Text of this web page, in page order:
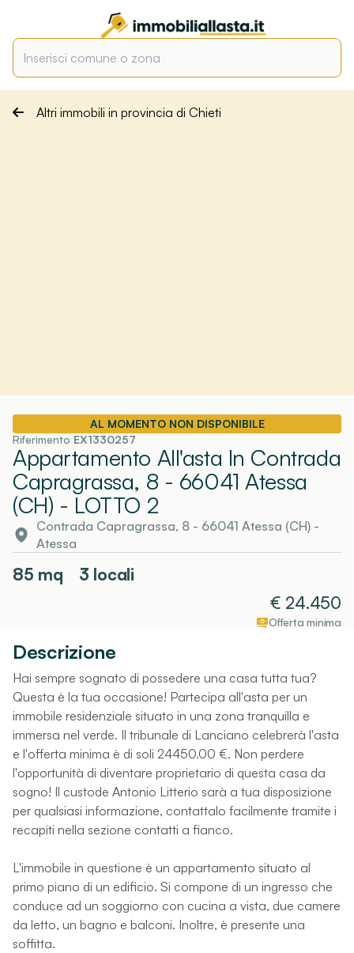
Altri immobili in provincia di Chieti
AL MOMENTO NON DISPONIBILE
Riferimento EX1330257
Appartamento All'asta In Contrada
Capragrassa, 8 - 66041 Atessa
(CH) - LOTTO 2
Contrada Capragrassa, 8 - 66041 Atessa (CH) -
Atessa
85 mq
3 locali
€ 24.450
Offerta minima
Descrizione
Hai sempre sognato di possedere una casa tutta tua?
Questa è la tua occasione! Partecipa all'asta per un
immobile residenziale situato in una zona tranquilla e
immersa nel verde. Il tribunale di Lanciano celebrerà l'asta
e l'offerta minima è di soli 24450.00 €. Non perdere
l'opportunità di diventare proprietario di questa casa da
sogno! Il custode Antonio Litterio sarà a tua disposizione
per qualsiasi informazione, contattalo facilmente tramite i
recapiti nella sezione contatti a fianco.
L'immobile in questione è un appartamento situato al
primo piano di un edificio. Si compone di un ingresso che
conduce ad un soggiorno con cucina a vista, due camere
da letto, un bagno e balconi. Inoltre, è presente una
soffitta.